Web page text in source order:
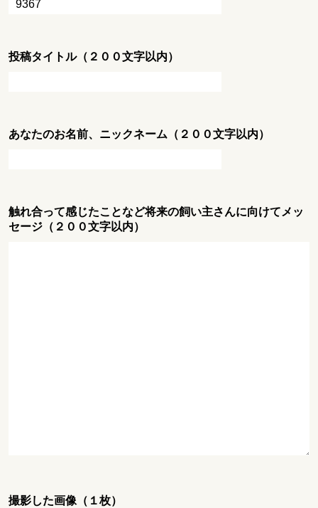
投稿タイトル（２００文字以内）
あなたのお名前、ニックネーム（２００文字以内）
触れ合って感じたことなど将来の飼い主さんに向けてメッ
セージ（２００文字以内）
撮影した画像（１枚）